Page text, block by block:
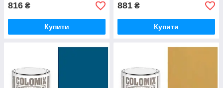
816 ₴
Купити
881 ₴
Купити